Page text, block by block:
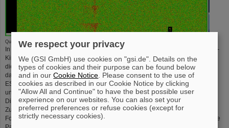
Quelle: CRYRING @ESR
In 2013 begannen die Arbeiten an CRYRING@ESR, einem schwedischen In-
Kind Beitrag von FAIR. Neben der Bedeutung für das FAIR Physikprogramm,
dient CRYRING@ESR als Prüfstand für die FAIR Technologie, insbesondere
das Kontrollsystem, das auch für die Wiederinbetriebnahme von SIS18 und
ESR benötigt wird. Die Anlage dient außerdem den Operateuren als Training
und hilft ihnen sich mit dem neuen Kontrollsystem vertraut zu machen.
Diese Leistung war, trotz begrenzter Mittel, nur möglich in enger
Zusammenarbeit von GSI/FAIR Kollegen aus allen drei Geschäftsbereichen,
Forschung, technisch und kaufmännisch und der Unterstützung durch externe
We respect your privacy
We (GSI GmbH) use cookies on "gsi.de". Details on the
types of cookies and their purpose can be found below
and in ourCookie Notice . Please consent to the use of
cookies as described in our Cookie Notice by clicking
"Allow All and Continue" to have the best possible user
experience on our websites. You can also set your
preferred preferences or refuse cookies (except for
strictly necessary cookies).